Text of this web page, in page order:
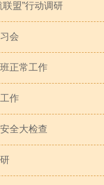
盟”行动调研
会
正常工作
作
全大检查